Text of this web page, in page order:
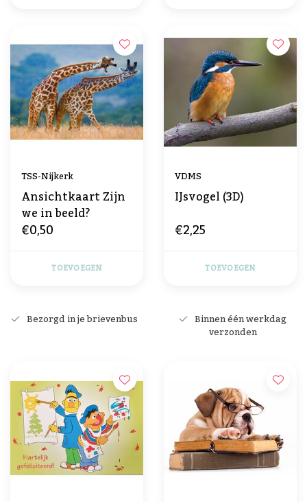
TSS-Nijkerk
Ansichtkaart Zijn
we in beeld?
€0,50
TOEVOEGEN
VDMS
IJsvogel (3D)
€2,25
TOEVOEGEN
Bezorgd in je brievenbus Binnen één werkdag
verzonden